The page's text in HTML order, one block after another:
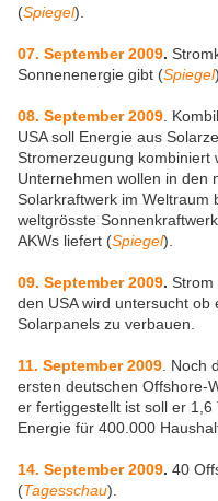
(Spiegel).
07. September 2009.
Sonnenenergie gibt (Spiegel).
08. September 2009 .
USA soll Energie aus
Stromerzeugung kombiniert
Unternehmen wollen in den
Solarkraftwerk im Weltraum
weltgrösste
AKWs liefert (Spiegel).
09. September 2009. Strom
den USA wird untersucht
Solarpanels zu verbauen.
11. September 2009 .
ersten deutschen Offshore-
er fertiggestellt ist soll er
Energie für 400.000
14. September 2009. 40
(Tagesschau).